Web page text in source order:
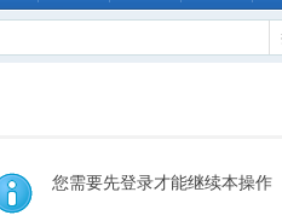
您需要先登录才能继续本操作